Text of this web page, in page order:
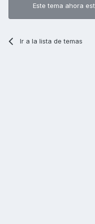
Este tema ahora
Ir a la lista de temas